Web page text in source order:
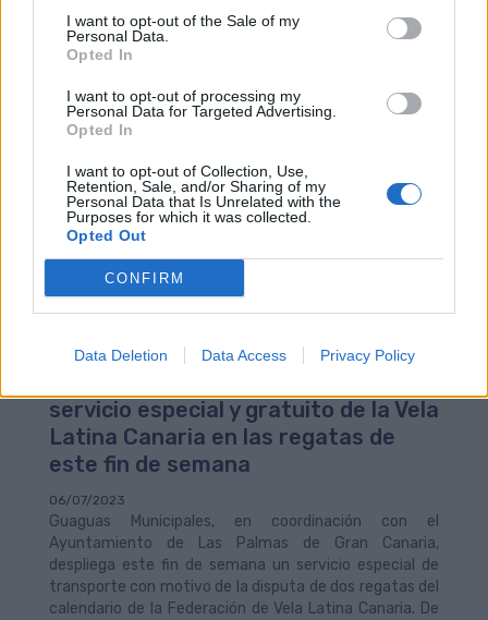
I want to opt-out of the Sale of my
Personal Data.
Opted In
I want to opt-out of processing my
Personal Data for Targeted Advertising.
Opted In
I want to opt-out of Collection, Use,
Retention, Sale, and/or Sharing of my
Personal Data that Is Unrelated with the
Purposes for which it was collected.
Opted Out
CONFIRM
Data Deletion Data Access Privacy Policy
irán rotuladas haciendo referencia al festival, por lo que
serán visibles e identificables por los asistentes.
operadora insular Global se ubicarán a lo largo de la calle
Hoya de la Gallina, desde donde prestarán diferentes
servicio especial y gratuito de la Vela
Latina Canaria en las regatas de
este fin de semana
06/07/2023
Guaguas Municipales, en coordinación con el
Ayuntamiento de Las Palmas de Gran Canaria,
despliega este fin de semana un servicio especial de
transporte con motivo de la disputa de dos regatas del
calendario de la Federación de Vela Latina Canaria. De